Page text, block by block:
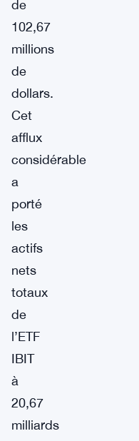
de
102,67
millions
de
dollars.
Cet
afflux
considérable
a
porté
les
actifs
nets
totaux
de
l’ETF
IBIT
à
20,67
milliards